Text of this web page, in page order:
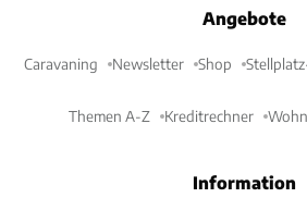
Angebote
Caravaning Newsletter Shop
Themen A-Z Kreditrechner
Information